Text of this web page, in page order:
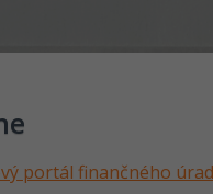
portál finančného